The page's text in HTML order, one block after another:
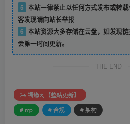
5 本站一律禁止以任何方式发布或转
客发现请向站长举报
6 本站资源大多存储在云盘，如发现
会第一时间更新。
THE END
福缘网【整站更新】
# mp
# 合规 # 架构